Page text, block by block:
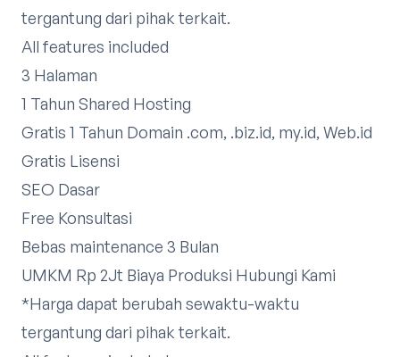
tergantung dari pihak terkait.
All features included
3 Halaman
1 Tahun Shared Hosting
Gratis 1 Tahun Domain .com, .biz.id, my.id, Web.id
Gratis Lisensi
SEO Dasar
Free Konsultasi
Bebas maintenance 3 Bulan
UMKM Rp 2Jt Biaya Produksi Hubungi Kami
*Harga dapat berubah sewaktu-waktu
tergantung dari pihak terkait.​